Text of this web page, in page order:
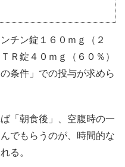
チン錠１６０ｍｇ（２
Ｒ錠４０ｍｇ（６０％）
条件」での投与が求めら
「朝食後」、空腹時の一
でもらうのが、時間的な
る。